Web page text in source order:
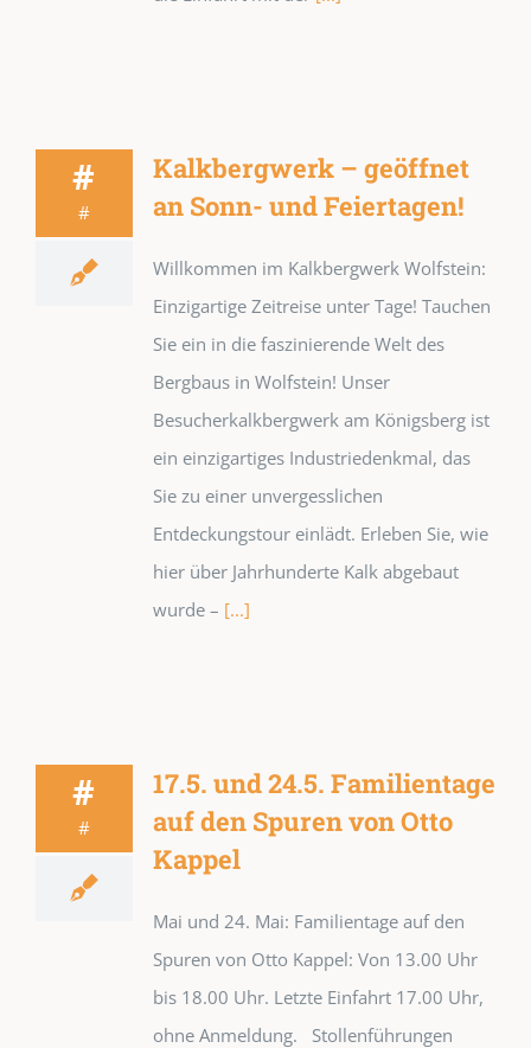
#
#
Kalkbergwerk – geöffnet
an Sonn- und Feiertagen!
Willkommen im Kalkbergwerk Wolfstein:
Einzigartige Zeitreise unter Tage! Tauchen
Sie ein in die faszinierende Welt des
Bergbaus in Wolfstein! Unser
Besucherkalkbergwerk am Königsberg ist
ein einzigartiges Industriedenkmal, das
Sie zu einer unvergesslichen
Entdeckungstour einlädt. Erleben Sie, wie
hier über Jahrhunderte Kalk abgebaut
wurde – [...]
#
#
17.5. und 24.5. Familientage
auf den Spuren von Otto
Kappel
Mai und 24. Mai: Familientage auf den
Spuren von Otto Kappel: Von 13.00 Uhr
bis 18.00 Uhr. Letzte Einfahrt 17.00 Uhr,
ohne Anmeldung. Stollenführungen